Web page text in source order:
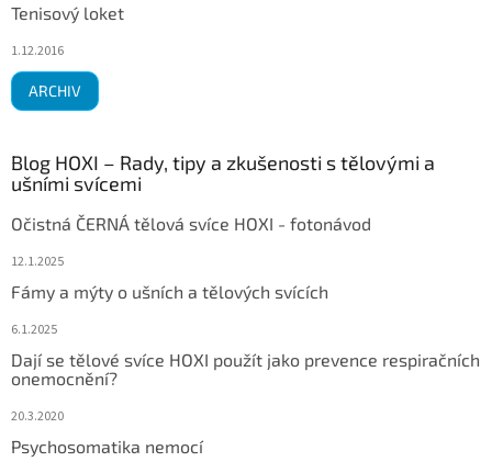
Tenisový loket
1.12.2016
ARCHIV
Blog HOXI – Rady, tipy a zkušenosti s tělovými a
ušními svícemi
Očistná ČERNÁ tělová svíce HOXI - fotonávod
12.1.2025
Fámy a mýty o ušních a tělových svících
6.1.2025
Dají se tělové svíce HOXI použít jako prevence respiračních
onemocnění?
20.3.2020
Psychosomatika nemocí